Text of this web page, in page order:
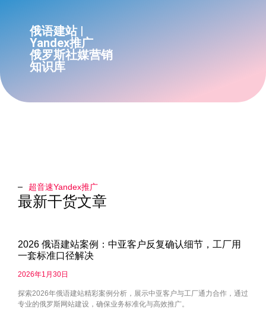
俄语建站 |
Yandex推广
俄罗斯社媒营销
知识库
超音速Yandex推广​
最新干货文章
2026 俄语建站案例：中亚客户反复确认细节，工厂用
一套标准口径解决
2026年1月30日
探索2026年俄语建站精彩案例分析，展示中亚客户与工厂通力合作，通过
专业的俄罗斯网站建设，确保业务标准化与高效推广。